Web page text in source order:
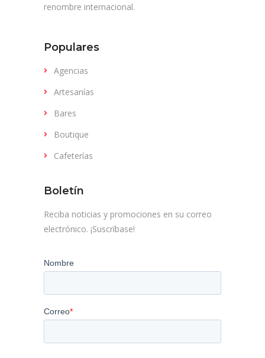
renombre internacional.
Populares
Agencias
Artesanías
Bares
Boutique
Cafeterías
Boletín
Reciba noticias y promociones en su correo
electrónico. ¡Suscríbase!